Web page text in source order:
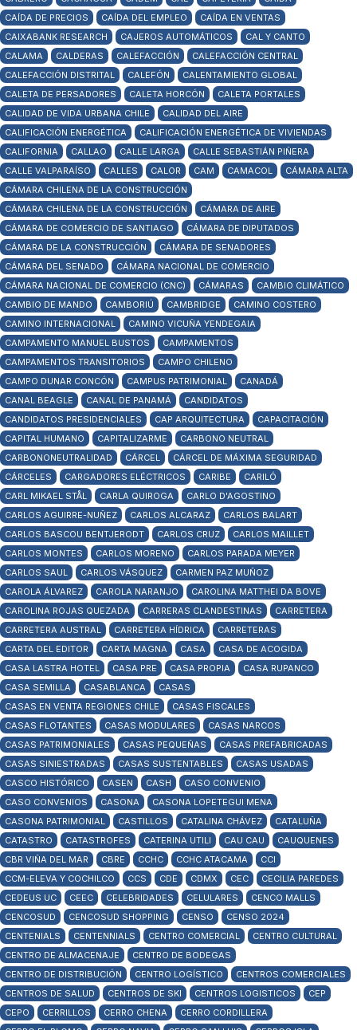
CAÍDA DE PRECIOS
CAÍDA DEL EMPLEO
CAÍDA EN VENTAS
CAIXABANK RESEARCH
CAJEROS AUTOMÁTICOS
CAL Y CANTO
CALAMA
CALDERAS CALEFACCIÓN
CALEFACCIÓN CENTRAL
CALEFACCIÓN DISTRITAL
CALEFÓN
CALENTAMIENTO GLOBAL
CALETA DE PERSADORES
CALETA HORCÓN
CALETA PORTALES
CALIDAD DE VIDA URBANA CHILE
CALIDAD DEL AIRE
CALIFICACIÓN ENERGÉTICA
CALIFICACIÓN ENERGÉTICA DE VIVIENDAS
CALIFORNIA
CALLAO CALLE LARGA
CALLE SEBASTIÁN PIÑERA
CALLE VALPARAÍSO
CALLES CALOR CAM CAMACOL
CÁMARA ALTA
CÁMARA CHILENA DE LA CONSTRUCCIÓN
CÁMARA CHILENA DE LA CONSTRUCCIÓN
CÁMARA DE AIRE
CÁMARA DE COMERCIO DE SANTIAGO
CÁMARA DE DIPUTADOS
CÁMARA DE LA CONSTRUCCIÓN
CÁMARA DE SENADORES
CÁMARA DEL SENADO
CÁMARA NACIONAL DE COMERCIO
CÁMARA NACIONAL DE COMERCIO (CNC)
CÁMARAS
CAMBIO CLIMÁTICO
CAMBIO DE MANDO
CAMBORIÚ CAMBRIDGE
CAMINO COSTERO
CAMINO INTERNACIONAL
CAMINO VICUÑA YENDEGAIA
CAMPAMENTO MANUEL BUSTOS
CAMPAMENTOS
CAMPAMENTOS TRANSITORIOS
CAMPO CHILENO
CAMPO DUNAR CONCÓN
CAMPUS PATRIMONIAL
CANADÁ
CANAL BEAGLE
CANAL DE PANAMÁ
CANDIDATOS
CANDIDATOS PRESIDENCIALES
CAP ARQUITECTURA
CAPACITACIÓN
CAPITAL HUMANO
CAPITALIZARME
CARBONO NEUTRAL
CARBONONEUTRALIDAD
CÁRCEL
CÁRCEL DE MÁXIMA SEGURIDAD
CÁRCELES
CARGADORES ELÉCTRICOS CARIBE
CARILÓ
CARL MIKAEL STÅL
CARLA QUIROGA
CARLO D'AGOSTINO
CARLOS AGUIRRE-NUÑEZ
CARLOS ALCARAZ
CARLOS BALART
CARLOS BASCOU BENTJERODT
CARLOS CRUZ
CARLOS MAILLET
CARLOS MONTES
CARLOS MORENO
CARLOS PARADA MEYER
CARLOS SAUL
CARLOS VÁSQUEZ
CARMEN PAZ MUÑOZ
CAROLA ÁLVAREZ
CAROLA NARANJO
CAROLINA MATTHEI DA BOVE
CAROLINA ROJAS QUEZADA
CARRERAS CLANDESTINAS
CARRETERA
CARRETERA AUSTRAL
CARRETERA HÍDRICA
CARRETERAS
CARTA DEL EDITOR
CARTA MAGNA CASA
CASA DE ACOGIDA
CASA LASTRA HOTEL
CASA PRE CASA PROPIA
CASA RUPANCO
CASA SEMILLA
CASABLANCA
CASAS
CASAS EN VENTA REGIONES CHILE
CASAS FISCALES
CASAS FLOTANTES
CASAS MODULARES
CASAS NARCOS
CASAS PATRIMONIALES
CASAS PEQUEÑAS
CASAS PREFABRICADAS
CASAS SINIESTRADAS
CASAS SUSTENTABLES
CASAS USADAS
CASCO HISTÓRICO
CASEN CASH
CASO CONVENIO
CASO CONVENIOS
CASONA
CASONA LOPETEGUI MENA
CASONA PATRIMONIAL
CASTILLOS CATALINA CHÁVEZ
CATALUÑA
CATASTRO
CATASTROFES CATERINA UTILI CAU CAU
CAUQUENES
CBR VIÑA DEL MAR
CBRE CCHC CCHC ATACAMA
CCI
CCM-ELEVA Y COCHILCO
CCS CDE CDMX CEC
CECILIA PAREDES
CEDEUS UC
CEEC CELEBRIDADES CELULARES
CENCO MALLS
CENCOSUD
CENCOSUD SHOPPING CENSO
CENSO 2024
CENTENIALS
CENTENNIALS CENTRO COMERCIAL
CENTRO CULTURAL
CENTRO DE ALMACENAJE
CENTRO DE BODEGAS
CENTRO DE DISTRIBUCIÓN
CENTRO LOGÍSTICO
CENTROS COMERCIALES
CENTROS DE SALUD
CENTROS DE SKI CENTROS LOGISTICOS
CEP
CEPO
CERRILLOS CERRO CHENA
CERRO CORDILLERA